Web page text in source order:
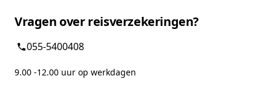
Vragen over reisverzekeringen?
055-5400408
9.00 -12.00 uur op werkdagen